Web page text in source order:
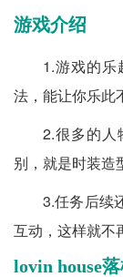
游戏介绍
1.游戏的
法，能让你乐此
2.很多的人
别，就是时装造
3.任务后续
互动，这样就不
lovin house